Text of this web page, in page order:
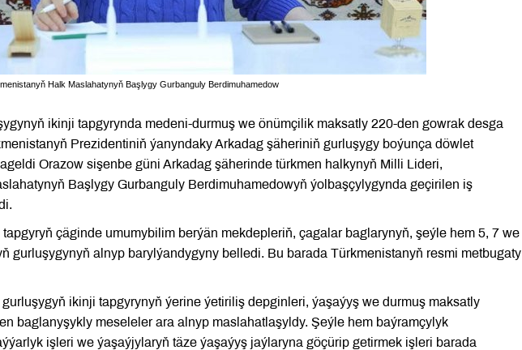
Halk Maslahatynyň Başlygy Gurbanguly Berdimuhamedow
ikinji tapgyrynda medeni-durmuş we önümçilik maksatly 220-den gowrak desga
Prezidentiniň ýanyndaky Arkadag şäheriniň gurluşygy boýunça döwlet
Orazow sişenbe güni Arkadag şäherinde türkmen halkynyň Milli Lideri,
Başlygy Gurbanguly Berdimuhamedowyň ýolbaşçylygynda geçirilen iş
çäginde umumybilim berýän mekdepleriň, çagalar baglarynyň, şeýle hem 5, 7 we
gurluşygynyň alnyp barylýandygyny belledi. Bu barada Türkmenistanyň resmi metbugaty
ikinji tapgyrynyň ýerine ýetiriliş depginleri, ýaşaýyş we durmuş maksatly
baglanyşykly meseleler ara alnyp maslahatlaşyldy. Şeýle hem baýramçylyk
işleri we ýaşaýjylaryň täze ýaşaýyş jaýlaryna göçürip getirmek işleri barada